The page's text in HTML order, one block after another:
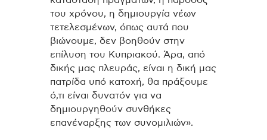
του χρόνου, η δημιουργία νέων
τετελεσμένων, όπως αυτά που
βιώνουμε, δεν βοηθούν στην
επίλυση του Κυπριακού. Άρα, από
δικής μας πλευράς, είναι η δική μας
πατρίδα υπό κατοχή, θα πράξουμε
ό,τι είναι δυνατόν για να
δημιουργηθούν συνθήκες
επανέναρξης των συνομιλιών».